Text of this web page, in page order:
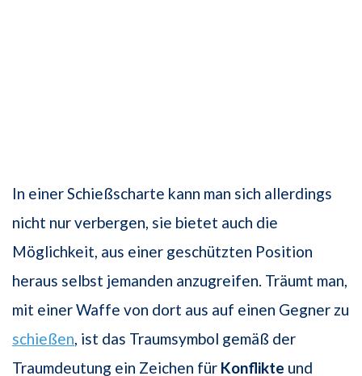
In einer Schießscharte kann man sich allerdings
nicht nur verbergen, sie bietet auch die
Möglichkeit, aus einer geschützten Position
heraus selbst jemanden anzugreifen. Träumt man,
mit einer Waffe von dort aus auf einen Gegner zu
schießen, ist das Traumsymbol gemäß der
Traumdeutung ein Zeichen für Konflikte und